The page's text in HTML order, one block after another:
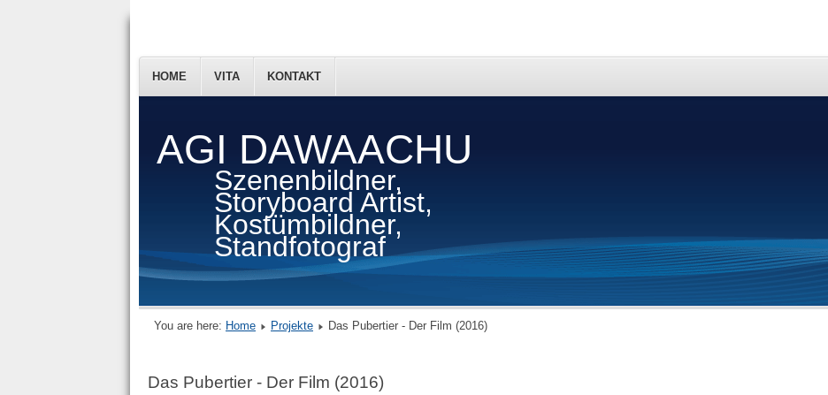
AGI DAWAACHU
Szenenbildner,
Storyboard Artist,
Kostümbildner,
Standfotograf
HOME VITA KONTAKT
You are here: Home Projekte Das Pubertier - Der Film (2016)
Das Pubertier - Der Film (2016)